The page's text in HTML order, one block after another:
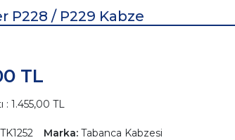
P228 / P229 Kabze
TL
: 1.455,00 TL
TK1252 Marka: Tabanca Kabzesi